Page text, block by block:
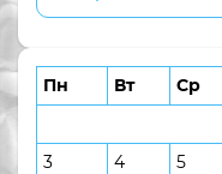
Пн Вт Ср
3
4 5